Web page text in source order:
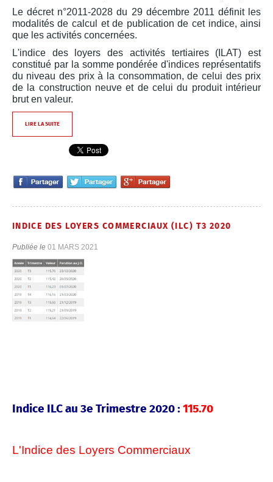
Le décret n°2011-2028 du 29 décembre 2011 définit les
modalités de calcul et de publication de cet indice, ainsi
que les activités concernées.
L'indice des loyers des activités tertiaires (ILAT) est
constitué par la somme pondérée d'indices représentatifs
du niveau des prix à la consommation, de celui des prix
de la construction neuve et de celui du produit intérieur
brut en valeur.
LIRE LA SUITE
INDICE DES LOYERS COMMERCIAUX (ILC) T3 2020
Publiée le 01 MARS 2021
Indice ILC au 3e Trimestre 2020 : 115.70
L'Indice des Loyers Commerciaux